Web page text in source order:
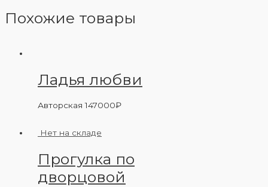
Похожие товары
Ладья любви
Авторская147000₽
Нет на складе
Прогулка по
дворцовой